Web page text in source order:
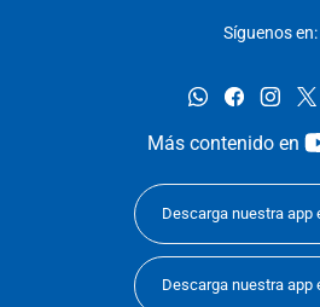
Síguenos en:
whatsappfacebook
Más contenido en
Descarga nuestra app
Descarga nuestra app